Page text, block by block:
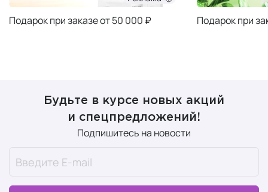
Подарок при заказе от 50 000 ₽ Подарок при
Будьте в курсе новых акций
и спецпредложений!
Подпишитесь на новости